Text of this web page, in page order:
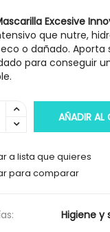
Excesive
que nutre,
o dañado. Aporta
para conseguir
AÑADIR AL
a lista que quieres
para comparar
Higiene y